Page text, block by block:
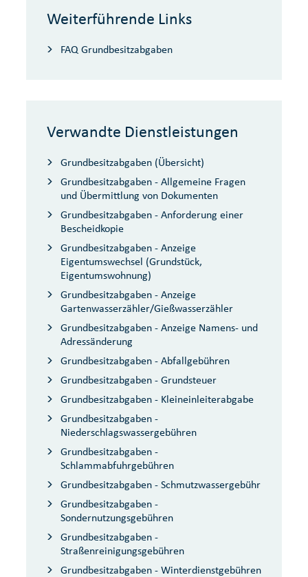
Weiterführende Links
FAQ Grundbesitzabgaben
Verwandte Dienstleistungen
Grundbesitzabgaben (Übersicht)
Grundbesitzabgaben - Allgemeine Fragen
und Übermittlung von Dokumenten
Grundbesitzabgaben - Anforderung einer
Bescheidkopie
Grundbesitzabgaben - Anzeige
Eigentumswechsel (Grundstück,
Eigentumswohnung)
Grundbesitzabgaben - Anzeige
Gartenwasserzähler/Gießwasserzähler
Grundbesitzabgaben - Anzeige Namens- und
Adressänderung
Grundbesitzabgaben - Abfallgebühren
Grundbesitzabgaben - Grundsteuer
Grundbesitzabgaben - Kleineinleiterabgabe
Grundbesitzabgaben -
Niederschlagswassergebühren
Grundbesitzabgaben -
Schlammabfuhrgebühren
Grundbesitzabgaben - Schmutzwassergebühr
Grundbesitzabgaben -
Sondernutzungsgebühren
Grundbesitzabgaben -
Straßenreinigungsgebühren
Grundbesitzabgaben - Winterdienstgebühren